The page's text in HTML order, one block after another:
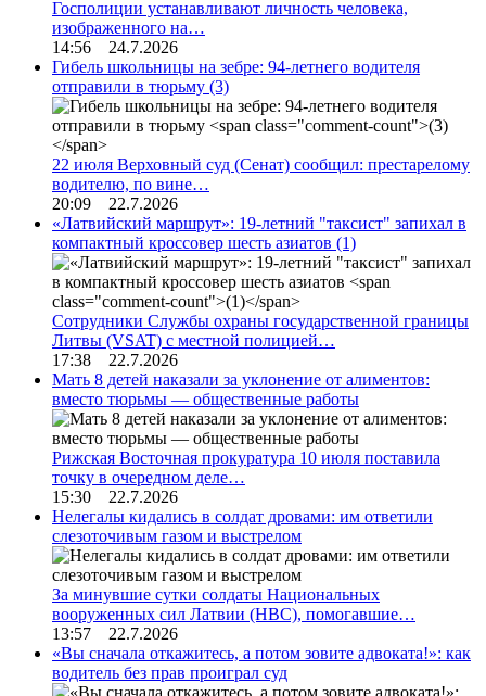
Госполиции устанавливают личность человека,
изображенного на…
14:56 24.7.2026
Гибель школьницы на зебре: 94-летнего водителя
отправили в тюрьму (3)
22 июля Верховный суд (Сенат) сообщил: престарелому
водителю, по вине…
20:09 22.7.2026
«Латвийский маршрут»: 19-летний "таксист" запихал в
компактный кроссовер шесть азиатов (1)
Сотрудники Службы охраны государственной границы
Литвы (VSAT) с местной полицией…
17:38 22.7.2026
Мать 8 детей наказали за уклонение от алиментов:
вместо тюрьмы — общественные работы
Рижская Восточная прокуратура 10 июля поставила
точку в очередном деле…
15:30 22.7.2026
Нелегалы кидались в солдат дровами: им ответили
слезоточивым газом и выстрелом
За минувшие сутки солдаты Национальных
вооруженных сил Латвии (НВС), помогавшие…
13:57 22.7.2026
«Вы сначала откажитесь, а потом зовите адвоката!»: как
водитель без прав проиграл суд